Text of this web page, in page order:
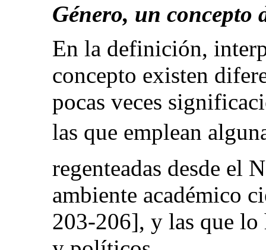
Género, un
En la definición,
concepto existen
pocas veces
las que emplean
regenteadas desde el
ambiente académico
203-206], y las que lo